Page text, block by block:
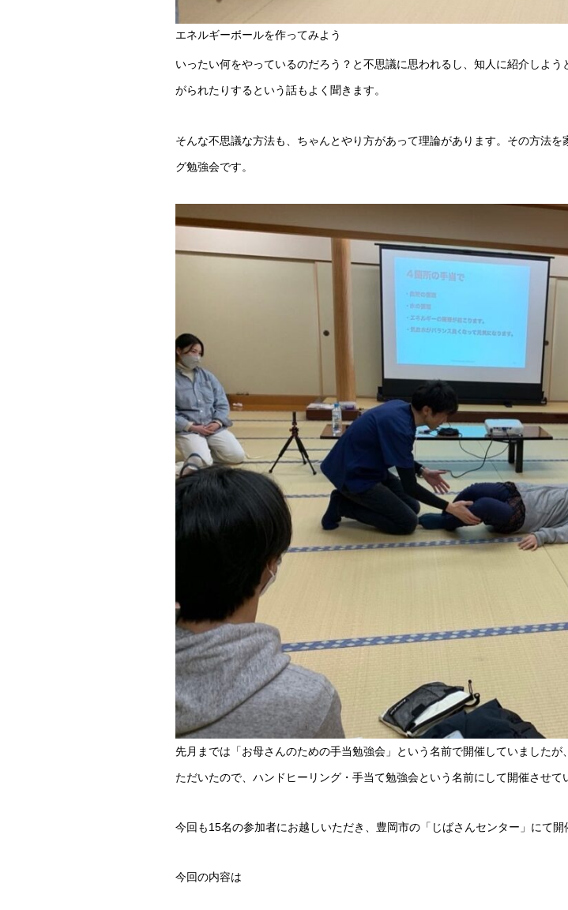
エネルギーボールを作ってみよう
いったい何をやっているのだろう？と不思議に思われるし、知人に紹介しよ
がられたりするという話もよく聞きます。
そんな不思議な方法も、ちゃんとやり方があって理論があります。その方法
グ勉強会です。
先月までは「お母さんのための手当勉強会」という名前で開催していました
ただいたので、ハンドヒーリング・手当て勉強会という名前にして開催させて
今回も15名の参加者にお越しいただき、豊岡市の「じばさんセンター」にて開
今回の内容は